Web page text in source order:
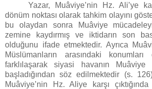
Yazar, Muâviye’nin Hz. Ali’ye
dönüm noktası olarak tahkim olayını
bu olaydan sonra Muâviye
zemine kaydırmış ve iktidarın son
olduğunu ifade etmektedir. Ayrıca
Müslümanların arasındaki
farklılaşarak siyasi havanın
başladığından söz edilmektedir (s.
Muâviye’nin Hz. Aliye karşı